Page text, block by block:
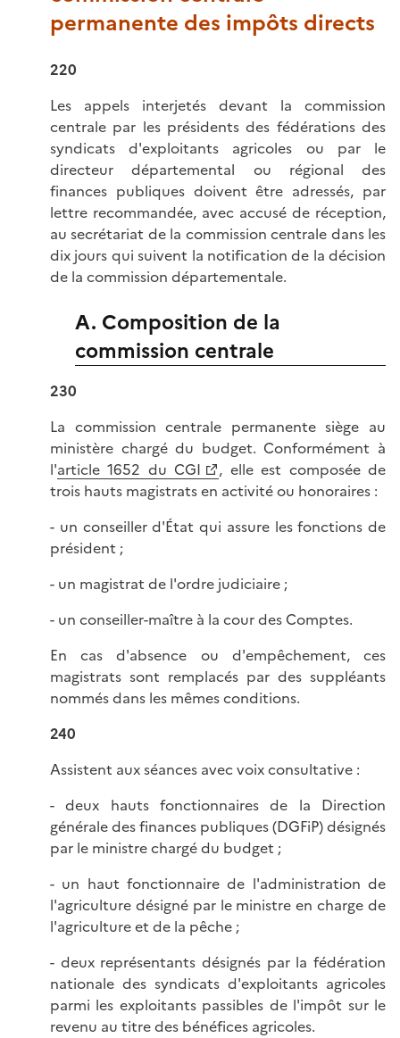
permanente des impôts directs
220
Les appels interjetés devant la commission
centrale par les présidents des fédérations des
syndicats d'exploitants agricoles ou par le
directeur départemental ou régional des
finances publiques doivent être adressés, par
lettre recommandée, avec accusé de réception,
au secrétariat de la commission centrale dans les
dix jours qui suivent la notification de la décision
de la commission départementale.
A. Composition de la
commission centrale
230
La commission centrale permanente siège au
ministère chargé du budget. Conformément à
l'article 1652 du CGI
, elle est composée de
trois hauts magistrats en activité ou honoraires :
- un conseiller d'État qui assure les fonctions de
président ;
- un magistrat de l'ordre judiciaire ;
- un conseiller-maître à la cour des Comptes.
En cas d'absence ou d'empêchement, ces
magistrats sont remplacés par des suppléants
nommés dans les mêmes conditions.
240
Assistent aux séances avec voix consultative :
- deux hauts fonctionnaires de la Direction
générale des finances publiques (DGFiP) désignés
par le ministre chargé du budget ;
- un haut fonctionnaire de l'administration de
l'agriculture désigné par le ministre en charge de
l'agriculture et de la pêche ;
- deux représentants désignés par la fédération
nationale des syndicats d'exploitants agricoles
parmi les exploitants passibles de l'impôt sur le
revenu au titre des bénéfices agricoles.